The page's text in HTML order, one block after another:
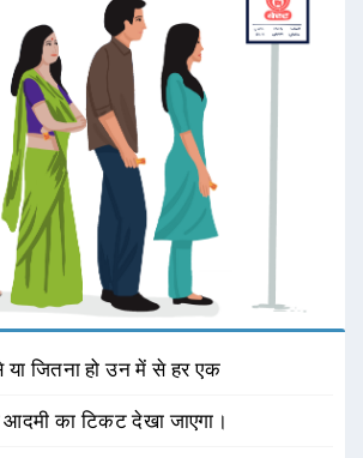
या जितना हो उन में से हर एक
आदमी का टिकट देखा जाएगा।